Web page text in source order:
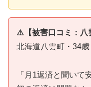
⚠️【被害口コミ：八
北海道八雲町・34
「月1返済と聞いて